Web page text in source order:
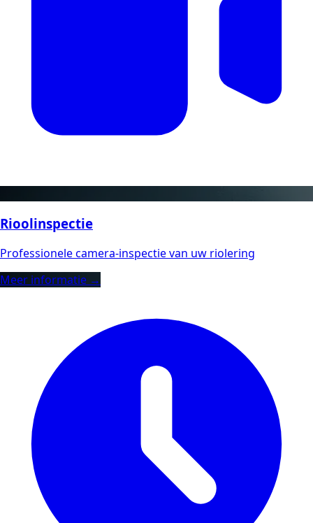
Rioolinspectie
Professionele camera-inspectie van uw riolering
Meer informatie →